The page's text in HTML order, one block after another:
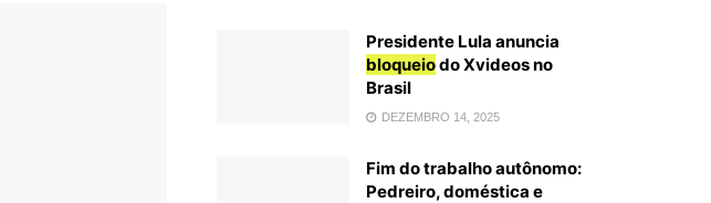
Presidente Lula anuncia
bloqueiodo Xvideos no
Brasil
DEZEMBRO 14, 2025
Fim do trabalho autônomo:
Pedreiro, doméstica e